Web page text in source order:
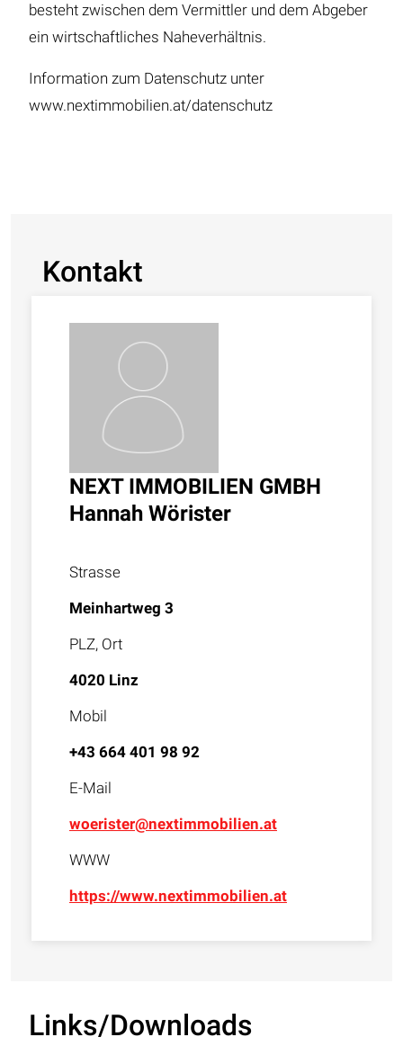
besteht zwischen dem Vermittler und dem Abgeber
ein wirtschaftliches Naheverhältnis.
Information zum Datenschutz unter
www.nextimmobilien.at/datenschutz
Kontakt
NEXT IMMOBILIEN GMBH
Hannah Wörister
Strasse
Meinhartweg 3
PLZ, Ort
4020 Linz
Mobil
+43 664 401 98 92
E-Mail
woerister@nextimmobilien.at
WWW
https://www.nextimmobilien.at
Links/Downloads